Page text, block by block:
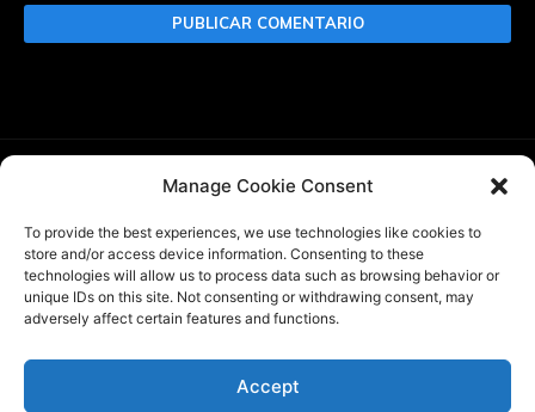
Manage Cookie Consent
To provide the best experiences, we use technologies like cookies to
store and/or access device information. Consenting to these
technologies will allow us to process data such as browsing behavior or
unique IDs on this site. Not consenting or withdrawing consent, may
adversely affect certain features and functions.
Accept
Blitz creado por@InkaPanzer, de acuerdo con WG DPP. No
somos un sitio web oficial de Wargaming o World of Tanks